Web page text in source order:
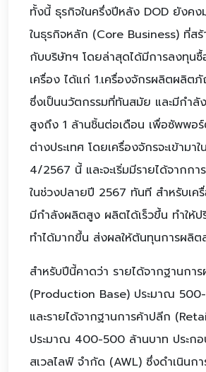
ทั้งนี้ ธุรกิจในครึ่งปีหลัง DOD ยังคง
ในธุรกิจหลัก (Core Business) ที่สร้
กับบริษัทฯ โดยล่าสุดได้มีการลงทุนซื้
เครื่อง ได้แก่ 1.เครื่องจักรผลิตผลิ
ซึ่งเป็นนวัตกรรมที่ทันสมัย และมีกำลั
สูงถึง 1 ล้านชิ้นต่อเดือน เพื่อซัพพอร์
ต่างประเทศ โดยเครื่องจักรจะเข้ามา
4/2567 นี้ และจะเริ่มมีรายได้จากกา
ในช่วงปลายปี 2567 ทันที สำหรับเค
มีกำลังผลิตสูง ผลิตได้เร็วขึ้น ทำให้
ทำได้มากขึ้น ส่งผลให้ต้นทุนการผลิ
สำหรับปีนี้คาดว่า รายได้จากฐานกา
(Production Base) ประมาณ
และรายได้จากฐานการค้าปลีก
ประมาณ 400-500 ล้านบาท ประก
สเวลไลฟ์ จำกัด (AWL) ซึ่งดำเนินก